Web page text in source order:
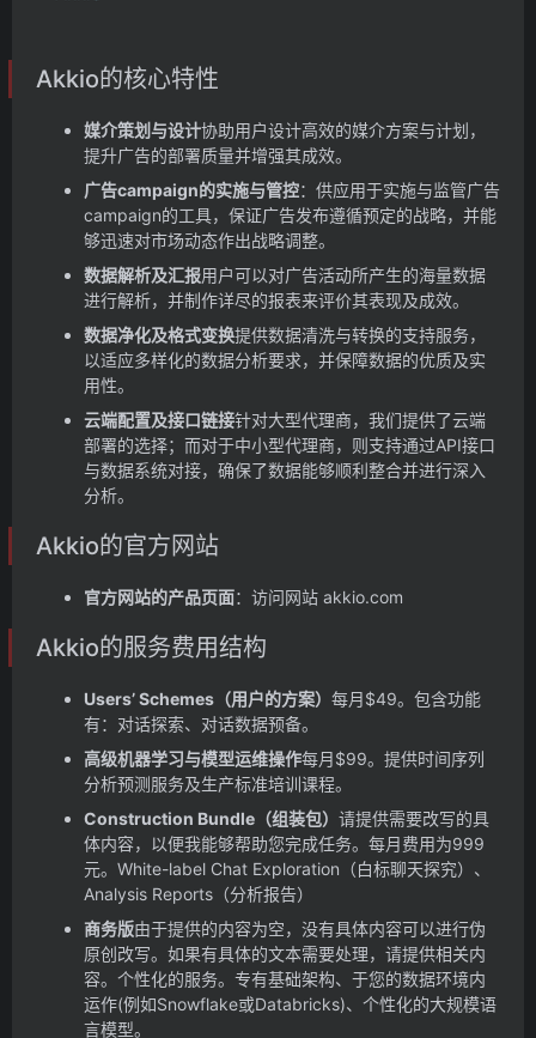
Akkio的核心特性
媒介策划与设计协助用户设计高效的媒介方案与计划，
提升广告的部署质量并增强其成效。
广告campaign的实施与管控：供应用于实施与监管广告
campaign的工具，保证广告发布遵循预定的战略，并能
够迅速对市场动态作出战略调整。
数据解析及汇报用户可以对广告活动所产生的海量数据
进行解析，并制作详尽的报表来评价其表现及成效。
数据净化及格式变换提供数据清洗与转换的支持服务，
以适应多样化的数据分析要求，并保障数据的优质及实
用性。
云端配置及接口链接针对大型代理商，我们提供了云端
部署的选择；而对于中小型代理商，则支持通过API接口
与数据系统对接，确保了数据能够顺利整合并进行深入
分析。
Akkio的官方网站
官方网站的产品页面：访问网站 akkio.com
Akkio的服务费用结构
Users’ Schemes（用户的方案） 每月$49。包含功能
有：对话探索、对话数据预备。
高级机器学习与模型运维操作每月$99。提供时间序列
分析预测服务及生产标准培训课程。
Construction Bundle（组装包） 请提供需要改写的具
体内容，以便我能够帮助您完成任务。 每月费用为999
元。 White-label Chat Exploration（白标聊天探究）、
Analysis Reports（分析报告）
商务版由于提供的内容为空，没有具体内容可以进行伪
原创改写。如果有具体的文本需要处理，请提供相关内
容。 个性化的服务。 专有基础架构、于您的数据环境内
运作(例如Snowflake或Databricks)、个性化的大规模语
言模型。